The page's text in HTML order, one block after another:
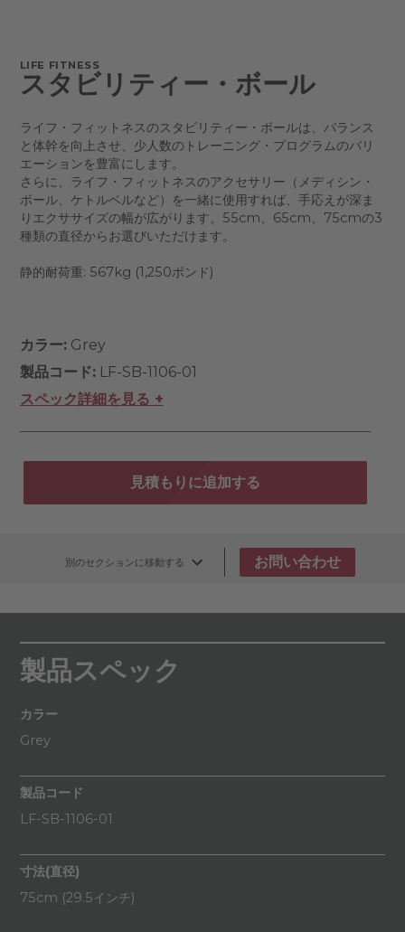
LIFE FITNESS
スタビリティー・ボール
ライフ・フィットネスのスタビリティー・ボールは、バランス
と体幹を向上させ、少人数のトレーニング・プログラムのバリ
エーションを豊富にします。
さらに、ライフ・フィットネスのアクセサリー（メディシン・
ボール、ケトルベルなど）を一緒に使用すれば、手応えが深ま
りエクササイズの幅が広がります。55cm、65cm、75cmの3
種類の直径からお選びいただけます。
静的耐荷重: 567kg (1,250ポンド)
カラー:Grey
製品コード:LF-SB-1106-01
スペック詳細を見る +
見積もりに追加する
別のセクションに移動する お問い合わせ
製品スペック
カラー
Grey
製品コード
LF-SB-1106-01
寸法(直径)
75cm (29.5インチ)